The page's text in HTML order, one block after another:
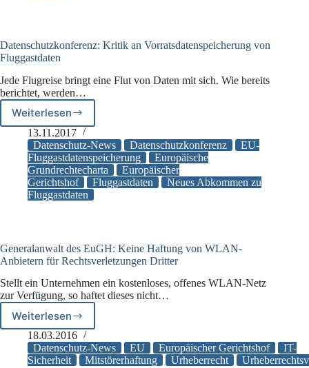
Datenschutzkonferenz: Kritik an Vorratsdatenspeicherung von
Fluggastdaten
Jede Flugreise bringt eine Flut von Daten mit sich. Wie bereits
berichtet, werden…
WeiterlesenDatenschutzkonferenz:
Kritik
an
Vorratsdatenspeicherung
von
Fluggastdaten
13.11.2017
Datenschutz-News
Datenschutzkonferenz
EU-
Fluggastdatenspeicherung
Europäische
Grundrechtecharta
Europäischer
Gerichtshof
Fluggastdaten
Neues Abkommen zu
Fluggastdaten
Generalanwalt des EuGH: Keine Haftung von WLAN-
Anbietern für Rechtsverletzungen Dritter
Stellt ein Unternehmen ein kostenloses, offenes WLAN-Netz
zur Verfügung, so haftet dieses nicht…
WeiterlesenGeneralanwalt
des
EuGH:
Keine
18.03.2016
Datenschutz-News
EU Europäischer Gerichtshof
IT-
Sicherheit
Mitstörerhaftung Urheberrecht